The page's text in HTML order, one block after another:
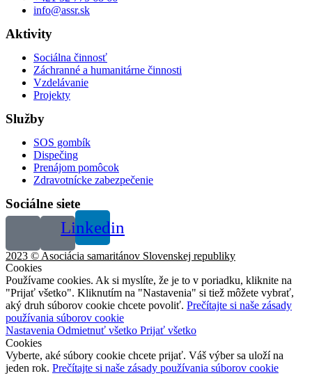
info@assr.sk
Aktivity
Sociálna činnosť
Záchranné a humanitárne činnosti
Vzdelávanie
Projekty
Služby
SOS gombík
Dispečing
Prenájom pomôcok
Zdravotnícke zabezpečenie
Sociálne siete
Linkedin
2023 © Asociácia samaritánov Slovenskej republiky
Cookies
Používame cookies. Ak si myslíte, že je to v poriadku, kliknite na
"Prijať všetko". Kliknutím na "Nastavenia" si tiež môžete vybrať,
aký druh súborov cookie chcete povoliť. Prečítajte si naše zásady
používania súborov cookie
Nastavenia Odmietnuť všetko Prijať všetko
Cookies
Vyberte, aké súbory cookie chcete prijať. Váš výber sa uloží na
jeden rok. Prečítajte si naše zásady používania súborov cookie